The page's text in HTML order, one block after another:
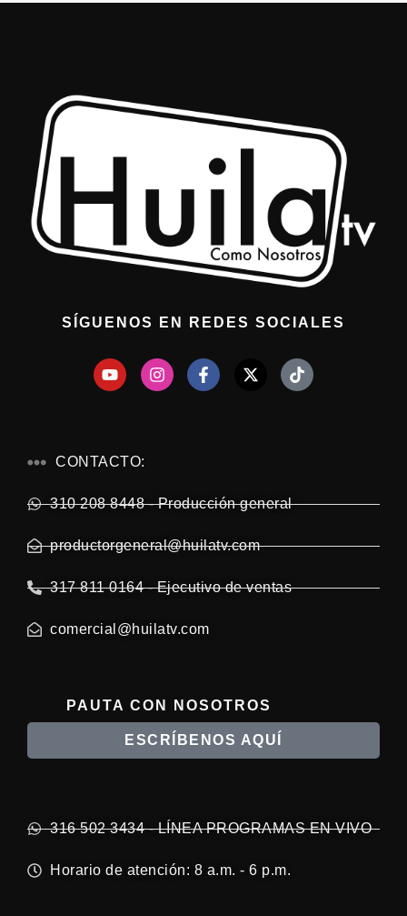
SÍGUENOS EN REDES SOCIALES
CONTACTO:
310 208 8448 - Producción general
productorgeneral@huilatv.com
317 811 0164 - Ejecutivo de ventas
comercial@huilatv.com
PAUTA CON NOSOTROS
ESCRÍBENOS AQUÍ
316 502 3434 - LÍNEA PROGRAMAS EN VIVO
Horario de atención: 8 a.m. - 6 p.m.